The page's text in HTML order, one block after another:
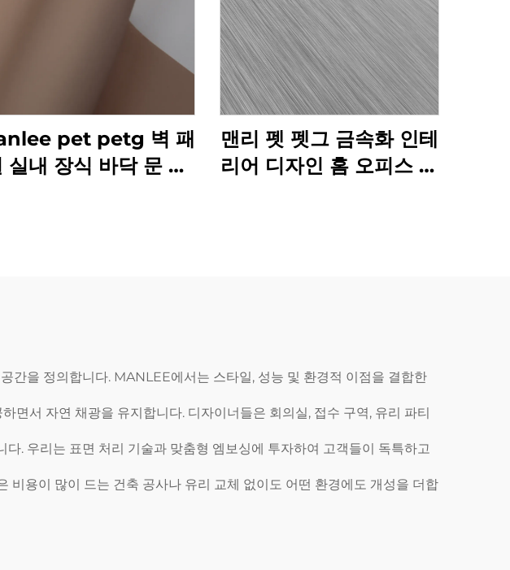
pet petg 벽 패
실내 장식 바닥 문 가
맨리 펫 펫그 금속화 인테
리어 디자인 홈 오피스 호
간을 정의합니다. MANLEE에서는 스타일, 성능 및 환경적 이점을 결합한
면서 자연 채광을 유지합니다. 디자이너들은 회의실, 접수 구역, 유리 파티
. 우리는 표면 처리 기술과 맞춤형 엠보싱에 투자하여 고객들이 독특하고
용이 많이 드는 건축 공사나 유리 교체 없이도 어떤 환경에도 개성을 더합